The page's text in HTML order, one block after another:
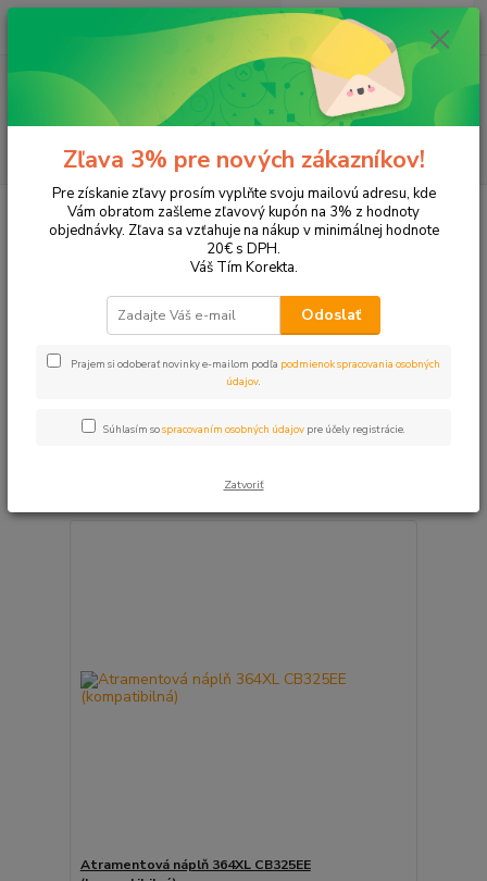
Hľadať
ks
za 0,00 EUR
Tonery a náplne do tlačiarní Hewlett Packard
HP Photosmart
Photosmart C5380
Photosmart C5380
Upresniť parametre
strana
Atramentová náplň 364XL CB325EE
Zľava 3% pre nových zákazníkov!
Pre získanie zľavy prosím vyplňte svoju mailovú adresu, kde
Vám obratom zašleme zľavový kupón na 3% z hodnoty
objednávky. Zľava sa vzťahuje na nákup v minimálnej hodnote
20€ s DPH.
Váš Tím Korekta.
Odoslať
Prajem si odoberať novinky e-mailom podľa podmienok spracovania osobných
údajov.
Súhlasím sospracovaním osobných údajov pre účely registrácie.
Zatvoriť